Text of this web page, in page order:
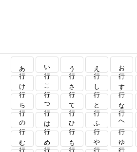
あ行 い行 う行 え行 お行
け行 こ行 さ行 し行 す行
ち行 つ行 て行 と行 な行
の行 は行 ひ行 ふ行 へ行
む行 め行 も行 や行 ゆ行